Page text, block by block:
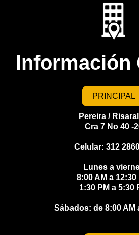
Información
PRINCIPAL
Pereira /
Cra 7 No 40 -
Celular: 312
Lunes a
8:00 AM a 12:30
1:30 PM a 5:30
Sábados: de 8:00 AM